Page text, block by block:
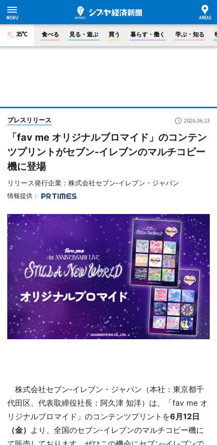
35°C 食べる 見る・遊ぶ 買う 暮らす・働く 学ぶ・知る
プレスリリース 2026.06.13
「fav me オリジナルブロマイド」のコンテン
ツプリントがセブン‐イレブンのマルチコピー
機に登場
リリース発行企業：株式会社セブン‐イレブン・ジャパン
情報提供：
株式会社セブン‐イレブン・ジャパン（本社：東京都千
代田区、代表取締役社長：阿久津 知洋）は、「fav me オ
リジナルブロマイド」のコンテンツプリントを6月12日
（金） より、全国のセブン‐イレブンのマルチコピー機に